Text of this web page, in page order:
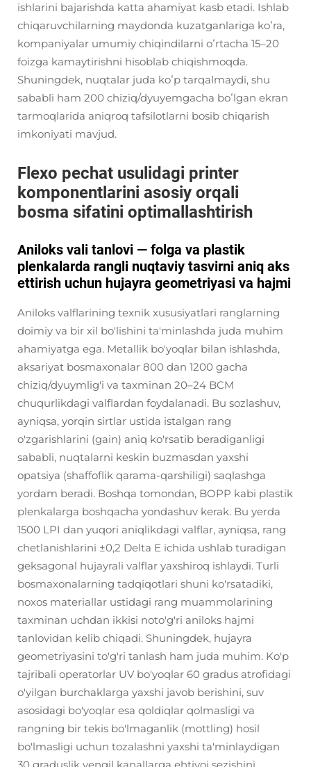
ishlarini bajarishda katta ahamiyat kasb etadi. Ishlab
chiqaruvchilarning maydonda kuzatganlariga koʻra,
kompaniyalar umumiy chiqindilarni oʻrtacha 15–20
foizga kamaytirishni hisoblab chiqishmoqda.
Shuningdek, nuqtalar juda koʻp tarqalmaydi, shu
sababli ham 200 chiziq/dyuyemgacha boʻlgan ekran
tarmoqlarida aniqroq tafsilotlarni bosib chiqarish
imkoniyati mavjud.
Flexo pechat usulidagi printer
komponentlarini asosiy orqali
bosma sifatini optimallashtirish
Aniloks vali tanlovi — folga va plastik
plenkalarda rangli nuqtaviy tasvirni aniq aks
ettirish uchun hujayra geometriyasi va hajmi
Aniloks valflarining texnik xususiyatlari ranglarning
doimiy va bir xil bo'lishini ta'minlashda juda muhim
ahamiyatga ega. Metallik bo'yoqlar bilan ishlashda,
aksariyat bosmaxonalar 800 dan 1200 gacha
chiziq/dyuymlig'i va taxminan 20–24 BCM
chuqurlikdagi valflardan foydalanadi. Bu sozlashuv,
ayniqsa, yorqin sirtlar ustida istalgan rang
o'zgarishlarini (gain) aniq ko'rsatib beradiganligi
sababli, nuqtalarni keskin buzmasdan yaxshi
opatsiya (shaffoflik qarama-qarshiligi) saqlashga
yordam beradi. Boshqa tomondan, BOPP kabi plastik
plenkalarga boshqacha yondashuv kerak. Bu yerda
1500 LPI dan yuqori aniqlikdagi valflar, ayniqsa, rang
chetlanishlarini ±0,2 Delta E ichida ushlab turadigan
geksagonal hujayrali valflar yaxshiroq ishlaydi. Turli
bosmaxonalarning tadqiqotlari shuni ko'rsatadiki,
noxos materiallar ustidagi rang muammolarining
taxminan uchdan ikkisi noto'g'ri aniloks hajmi
tanlovidan kelib chiqadi. Shuningdek, hujayra
geometriyasini to'g'ri tanlash ham juda muhim. Ko'p
tajribali operatorlar UV bo'yoqlar 60 gradus atrofidagi
o'yilgan burchaklarga yaxshi javob berishini, suv
asosidagi bo'yoqlar esa qoldiqlar qolmasligi va
rangning bir tekis bo'lmaganlik (mottling) hosil
bo'lmasligi uchun tozalashni yaxshi ta'minlaydigan